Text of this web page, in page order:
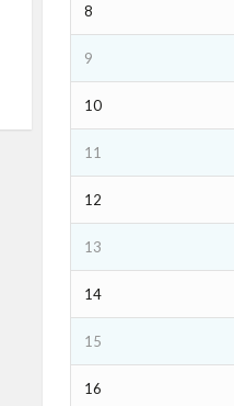
8
9
10
11
12
13
14
15
16